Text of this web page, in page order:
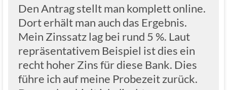
Den Antrag stellt man komplett online.
Dort erhält man auch das Ergebnis.
Mein Zinssatz lag bei rund 5 %. Laut
repräsentativem Beispiel ist dies ein
recht hoher Zins für diese Bank. Dies
führe ich auf meine Probezeit zurück.